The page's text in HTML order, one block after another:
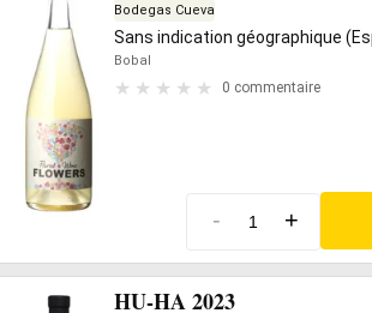
Bodegas Cueva
Sans indication géographique
Bobal
0 commentaire
- +
HU-HA 2023